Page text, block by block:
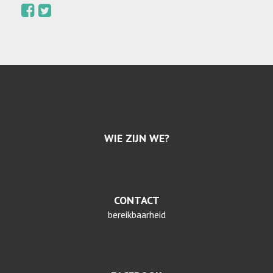
WIE ZIJN WE?
CONTACT
bereikbaarheid